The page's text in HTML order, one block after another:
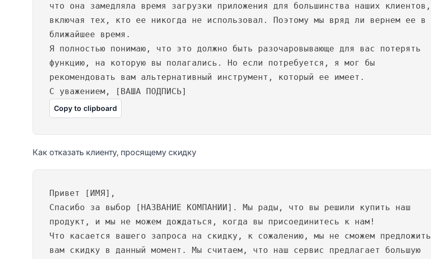
что она замедляла время загрузки приложения для большинства наших клиентов,
включая тех, кто ее никогда не использовал. Поэтому мы вряд ли вернем ее в
ближайшее время.
Я полностью понимаю, что это должно быть разочаровывающе для вас потерять
функцию, на которую вы полагались. Но если потребуется, я мог бы
рекомендовать вам альтернативный инструмент, который ее имеет.
С уважением, [ВАША ПОДПИСЬ]
Copy to clipboard
Как отказать клиенту, просящему скидку
Привет [ИМЯ],
Спасибо за выбор [НАЗВАНИЕ КОМПАНИИ]. Мы рады, что вы решили купить наш
продукт, и мы не можем дождаться, когда вы присоединитесь к нам!
Что касается вашего запроса на скидку, к сожалению, мы не сможем предложить
вам скидку в данный момент. Мы считаем, что наш сервис предлагает большую